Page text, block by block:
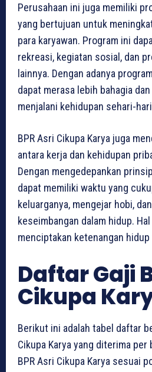
Perusahaan ini juga memiliki
yang bertujuan untuk
para karyawan. Program ini
rekreasi, kegiatan sosial, dan
lainnya. Dengan adanya
dapat merasa lebih bahagia
menjalani kehidupan sehari-
BPR Asri Cikupa Karya juga
antara kerja dan kehidupan
Dengan mengedepankan
dapat memiliki waktu yang
keluarganya, mengejar hobi,
keseimbangan dalam hidup.
menciptakan ketenangan
Daftar Gaji
Cikupa
Berikut ini adalah tabel daftar
Cikupa Karya yang diterima per
BPR Asri Cikupa Karya sesuai